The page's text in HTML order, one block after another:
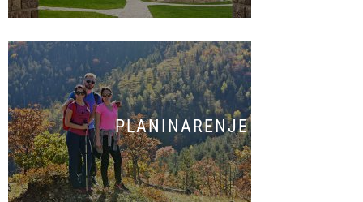
PLANINARENJE